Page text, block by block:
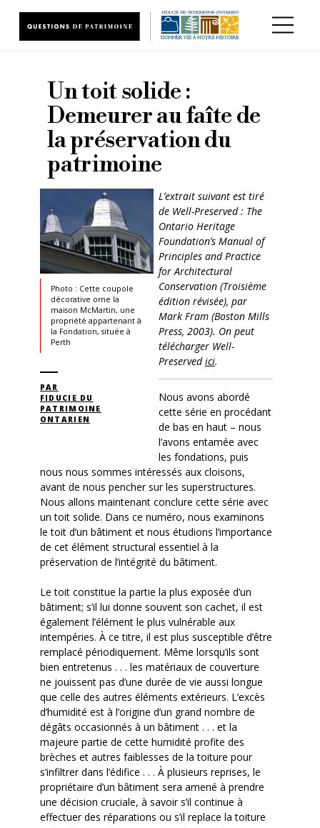
Un toit solide :
Demeurer au faîte de
la préservation du
patrimoine
Photo : Cette coupole
décorative orne la
maison McMartin, une
propriété appartenant à
la Fondation, située à
Perth
PAR
FIDUCIE DU
PATRIMOINE
ONTARIEN
Lʼextrait suivant est tiré
de Well-Preserved : The
Ontario Heritage
Foundationʼs Manual of
Principles and Practice
for Architectural
Conservation (Troisième
édition révisée), par
Mark Fram (Boston Mills
Press, 2003). On peut
télécharger Well-
Preservedici.
Nous avons abordé
cette série en procédant
de bas en haut – nous
l’avons entamée avec
les fondations, puis
nous nous sommes intéressés aux cloisons,
avant de nous pencher sur les superstructures.
Nous allons maintenant conclure cette série avec
un toit solide. Dans ce numéro, nous examinons
le toit d’un bâtiment et nous étudions l’importance
de cet élément structural essentiel à la
préservation de l’intégrité du bâtiment.
Le toit constitue la partie la plus exposée d’un
bâtiment; s’il lui donne souvent son cachet, il est
également l’élément le plus vulnérable aux
intempéries. À ce titre, il est plus susceptible d’être
remplacé périodiquement. Même lorsqu’ils sont
bien entretenus . . . les matériaux de couverture
ne jouissent pas d’une durée de vie aussi longue
que celle des autres éléments extérieurs. L’excès
d’humidité est à l’origine d’un grand nombre de
dégâts occasionnés à un bâtiment . . . et la
majeure partie de cette humidité profite des
brèches et autres faiblesses de la toiture pour
s’infiltrer dans l’édifice . . . À plusieurs reprises, le
propriétaire d’un bâtiment sera amené à prendre
une décision cruciale, à savoir s’il continue à
effectuer des réparations ou s’il replace la toiture